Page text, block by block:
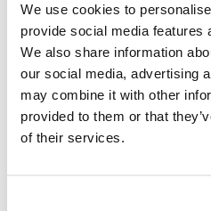
We use cookies to
provide social media features
We also share information
our social media, advertising
may combine it with other
provided to them or that
of their services.
El líder, Trojan-
las detecciones. Este troyano usa
spoofing y aparece como una
phishing que contiene un enlace a
algún prestigioso banco o sistema
pide a la víctima que ingrese su